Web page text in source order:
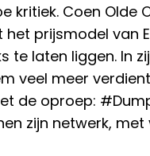
kritiek. Coen Olde
prijsmodel van
te laten liggen. In
veel meer
de oproep:
zijn netwerk,